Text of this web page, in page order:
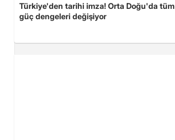
Türkiye'den tarihi imza! Orta Doğu'da tüm
güç dengeleri değişiyor